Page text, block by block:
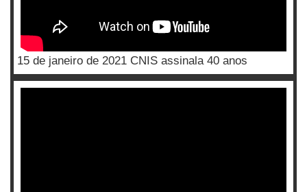
15 de janeiro de 2021 CNIS assinala 40 anos